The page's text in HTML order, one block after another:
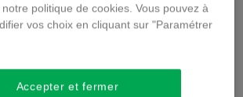
49,95 €
Détails
politique de cookies. Vous pouvez à
vos choix en cliquant sur "Paramétrer
Accepter et fermer